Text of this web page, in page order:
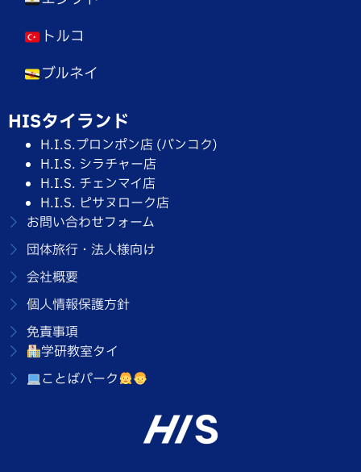
トルコ
ブルネイ
HISタイランド
H.I.S.プロンポン店 (バンコク)
H.I.S. シラチャー店
H.I.S. チェンマイ店
H.I.S. ピサヌローク店
お問い合わせフォーム
団体旅行・法人様向け
会社概要
個人情報保護方針
免責事項
学研教室タイ
ことばパーク